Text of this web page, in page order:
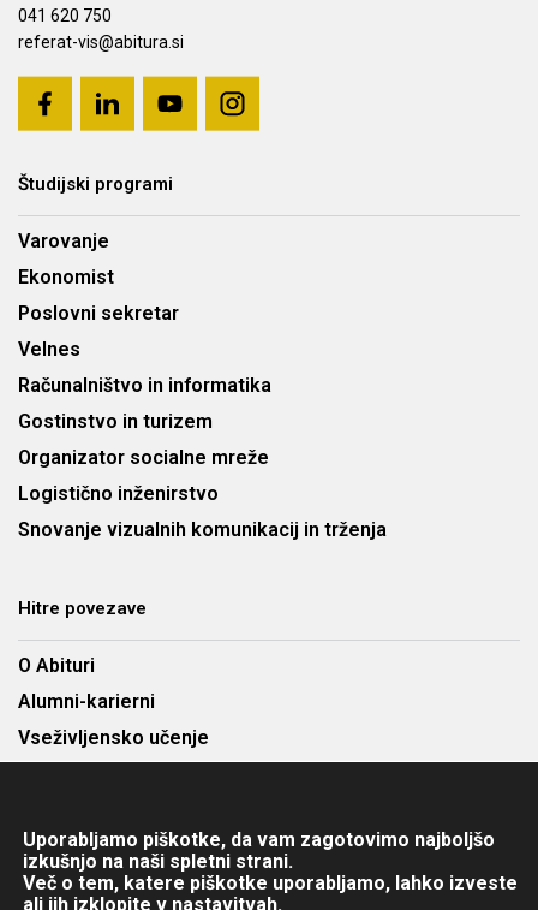
041 620 750
referat-vis@abitura.si
Študijski programi
Varovanje
Ekonomist
Poslovni sekretar
Velnes
Računalništvo in informatika
Gostinstvo in turizem
Organizator socialne mreže
Logistično inženirstvo
Snovanje vizualnih komunikacij in trženja
Hitre povezave
O Abituri
Alumni-karierni
Vseživljensko učenje
Kontakt
Uporabljamo piškotke, da vam zagotovimo najboljšo
izkušnjo na naši spletni strani.
Več o tem, katere piškotke uporabljamo, lahko izveste
ali jih izklopite v nastavitvah.